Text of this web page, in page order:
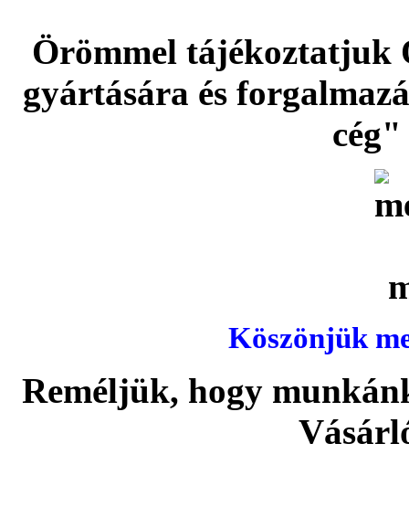
Örömmel tájékoztatjuk
gyártására és
Köszönjük
Reméljük, hogy